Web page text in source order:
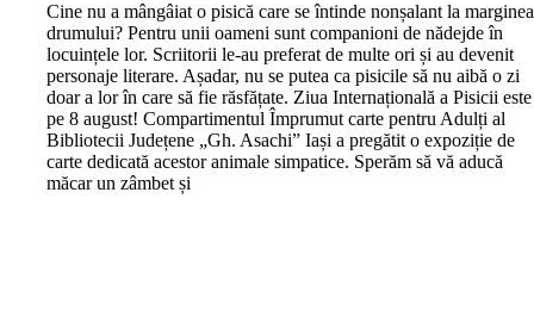
Cine nu a mângâiat o pisică care se întinde nonșalant la marginea
drumului? Pentru unii oameni sunt companioni de nădejde în
locuințele lor. Scriitorii le-au preferat de multe ori și au devenit
personaje literare. Așadar, nu se putea ca pisicile să nu aibă o zi
doar a lor în care să fie răsfățate. Ziua Internațională a Pisicii este
pe 8 august! Compartimentul Împrumut carte pentru Adulți al
Bibliotecii Județene „Gh. Asachi” Iași a pregătit o expoziție de
carte dedicată acestor animale simpatice. Sperăm să vă aducă
măcar un zâmbet și